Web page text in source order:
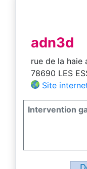
adn3d
rue de la haie
78690 LES
Site
Intervention